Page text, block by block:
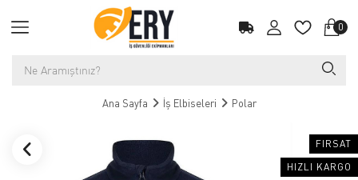
0
Ana Sayfa İş Elbiseleri Polar
FIRSAT
HIZLI KARGO